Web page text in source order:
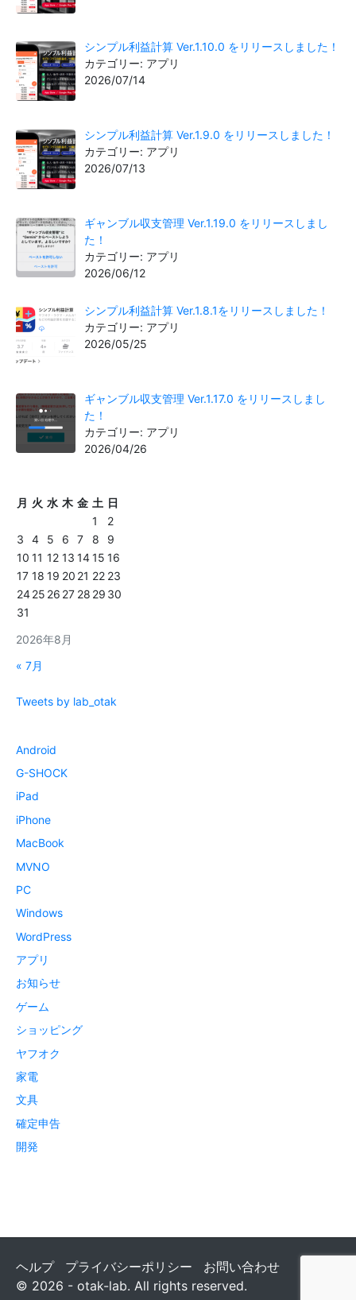
シンプル利益計算 Ver.1.10.0 をリリースしました！
カテゴリー: アプリ
2026/07/14
シンプル利益計算 Ver.1.9.0 をリリースしました！
カテゴリー: アプリ
2026/07/13
ギャンブル収支管理 Ver.1.19.0 をリリースしまし
た！
カテゴリー: アプリ
2026/06/12
シンプル利益計算 Ver.1.8.1をリリースしました！
カテゴリー: アプリ
2026/05/25
ギャンブル収支管理 Ver.1.17.0 をリリースしまし
た！
カテゴリー: アプリ
2026/04/26
2026年8月
月 火 水 木 金 土 日
1
2
3
4 5 6 7 8
9
10 11 12 13 1415 16
17 18 19 20 21 22 23
2425 26 27 28 29 30
31
« 7月
Tweets by lab_otak
Android
G-SHOCK
iPad
iPhone
MacBook
MVNO
PC
Windows
WordPress
アプリ
お知らせ
ゲーム
ショッピング
ヤフオク
家電
文具
確定申告
開発
ヘルプ プライバシーポリシー
お問い合わせ
© 2026 - otak-lab. All rights reserved.